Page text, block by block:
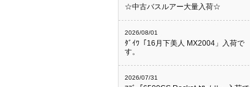
☆中古バスルアー大量入荷☆
2026/08/01
ﾀﾞｲﾜ「16月下美人 MX2004」入荷で
す。
2026/07/31